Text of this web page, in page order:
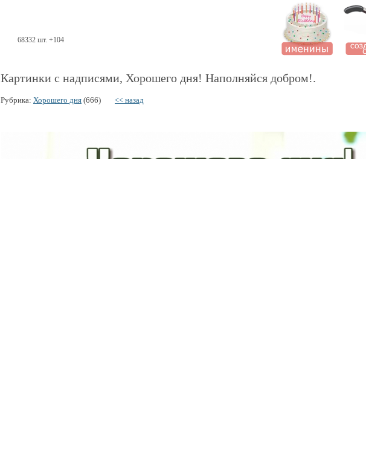
68332 шт. +104
Картинки с надписями, Хорошего дня! Наполняйся добром!.
Рубрика: Хорошего дня (666) << назад